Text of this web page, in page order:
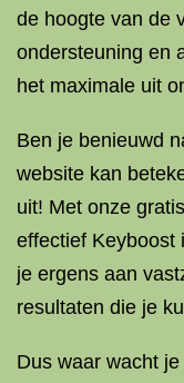
de hoogte van de
ondersteuning en
het maximale uit
Ben je benieuwd
website kan
uit! Met onze
effectief Keyboost
je ergens aan
resultaten die je
Dus waar wacht